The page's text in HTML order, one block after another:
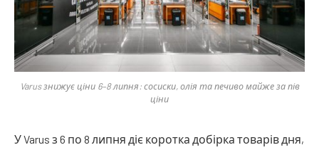
Varus знижує ціни 6–8 липня: сосиски, олія та печиво майже за пів
ціни
У Varus з 6 по 8 липня діє коротка добірка товарів дня,